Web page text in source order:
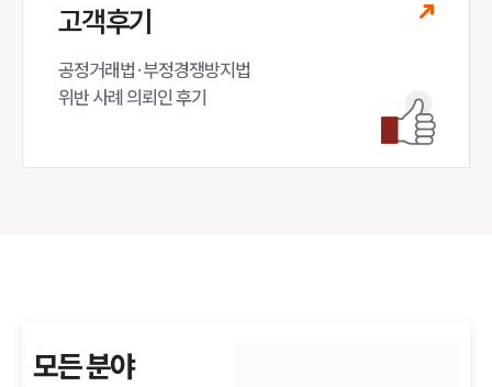
고객후기
공정거래법·부정경쟁방지법
위반 사례 의뢰인 후기
모든 분야